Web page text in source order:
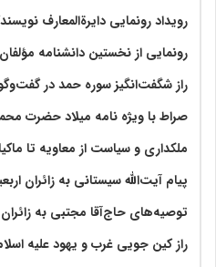
رویداد رونمایی دایرةالمعارف
رونمایی از نخستین دانشنامه
راز شگفت‌انگیز سوره حمد در
صراط با ویژه نامه میلاد حضرت
ملکداری و سیاست از معاویه تا
پیام آیت‌الله سیستانی به زائران
توصیه‌های حاج‌آقا مجتبی به
راز کین جویی غرب و یهود علیه